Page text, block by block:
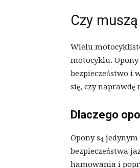
Czy
Wielu
motocyklu.
bezpieczeństwo i
się, czy naprawdę
Dlaczego
Opony są
bezpieczeństwa
hamowania i